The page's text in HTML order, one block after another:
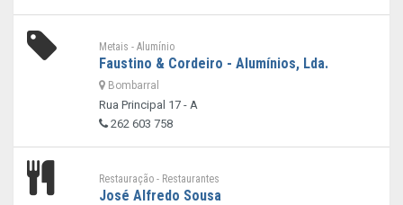
Metais - Alumínio
Faustino & Cordeiro - Alumínios, Lda.
Bombarral
Rua Principal 17 - A
262 603 758
Restauração - Restaurantes
José Alfredo Sousa